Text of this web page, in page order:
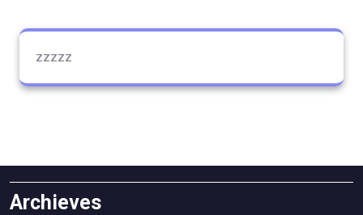
zzzzz
Archieves